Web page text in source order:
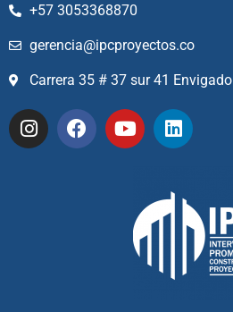
+57 3053368870
gerencia@ipcproyectos.co
Carrera 35 # 37 sur 41 Envigado